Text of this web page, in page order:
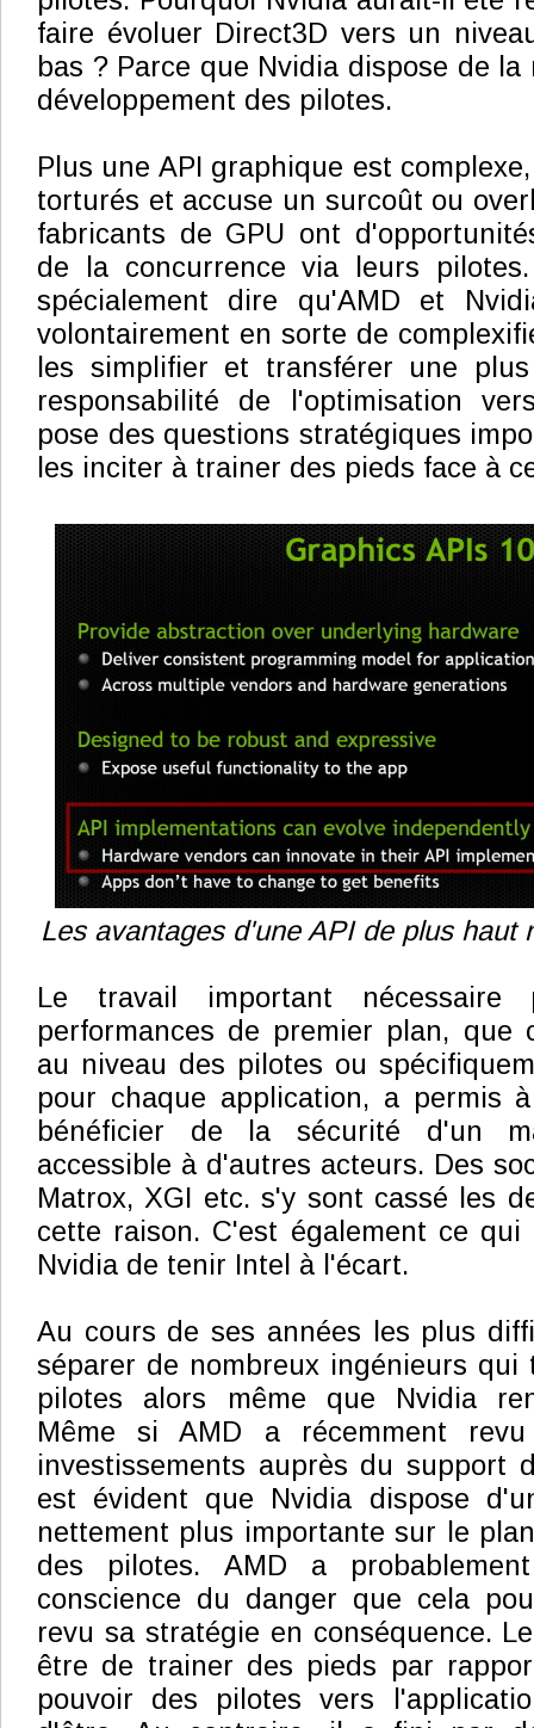
faire évoluer Direct3D vers un
bas ? Parce que Nvidia dispose de
développement des pilotes.
Plus une API graphique est
torturés et accuse un surcoût ou
fabricants de GPU ont
de la concurrence via leurs
spécialement dire qu'AMD et
volontairement en sorte de
les simplifier et transférer une
responsabilité de l'optimisation
pose des questions stratégiques
les inciter à trainer des pieds face à
Les avantages d'une API de plus haut
Le travail important nécessaire
performances de premier plan, que
au niveau des pilotes ou
pour chaque application, a permis
bénéficier de la sécurité d'un
accessible à d'autres acteurs. Des
Matrox, XGI etc. s'y sont cassé les
cette raison. C'est également ce
Nvidia de tenir Intel à l'écart.
Au cours de ses années les plus
séparer de nombreux ingénieurs qui
pilotes alors même que Nvidia
Même si AMD a récemment
investissements auprès du support
est évident que Nvidia dispose
nettement plus importante sur le
des pilotes. AMD a
conscience du danger que cela
revu sa stratégie en conséquence.
être de trainer des pieds par
pouvoir des pilotes vers